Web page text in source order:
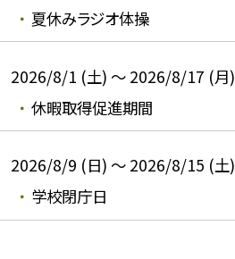
夏休みラジオ体操
2026/8/1 (土) ～ 2026/8/17 (月)
休暇取得促進期間
2026/8/9 (日) ～ 2026/8/15 (土)
学校閉庁日